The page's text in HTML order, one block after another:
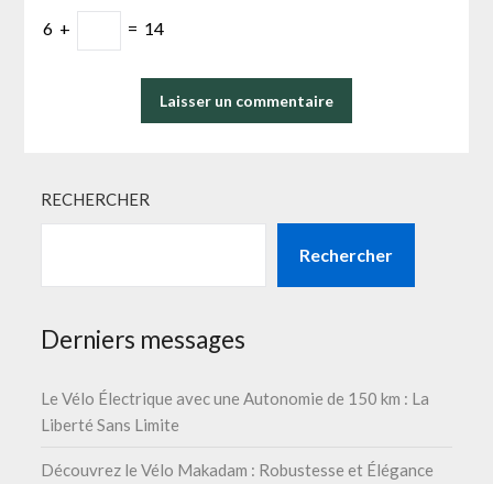
6 + = 14
RECHERCHER
Rechercher
Derniers messages
Le Vélo Électrique avec une Autonomie de 150 km : La
Liberté Sans Limite
Découvrez le Vélo Makadam : Robustesse et Élégance